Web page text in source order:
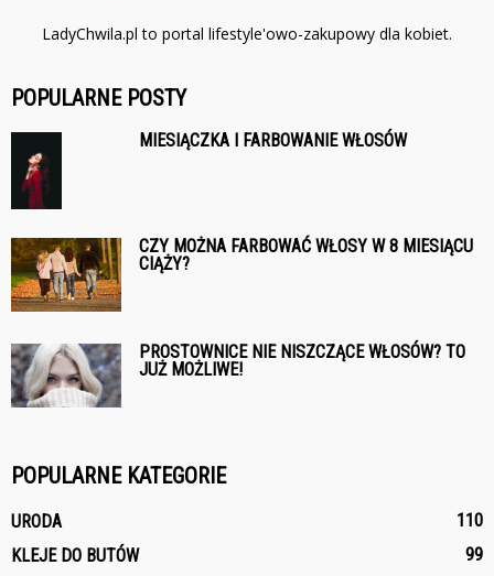
LadyChwila.pl to portal lifestyle'owo-zakupowy dla kobiet.
POPULARNE POSTY
MIESIĄCZKA I FARBOWANIE WŁOSÓW
CZY MOŻNA FARBOWAĆ WŁOSY W 8 MIESIĄCU
CIĄŻY?
PROSTOWNICE NIE NISZCZĄCE WŁOSÓW? TO
JUŻ MOŻLIWE!
POPULARNE KATEGORIE
URODA
110
KLEJE DO BUTÓW
99